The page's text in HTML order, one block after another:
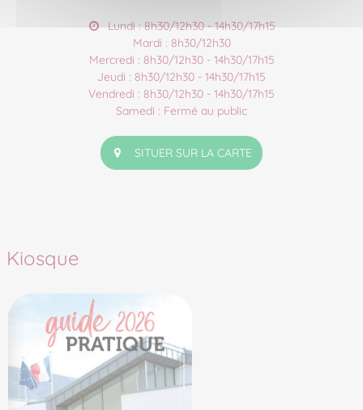
Lundi : 8h30/12h30 - 14h30/17h15
Mardi : 8h30/12h30
Mercredi : 8h30/12h30 - 14h30/17h15
Jeudi : 8h30/12h30 - 14h30/17h15
Vendredi : 8h30/12h30 - 14h30/17h15
Samedi : Fermé au public
SITUER SUR LA CARTE
Kiosque